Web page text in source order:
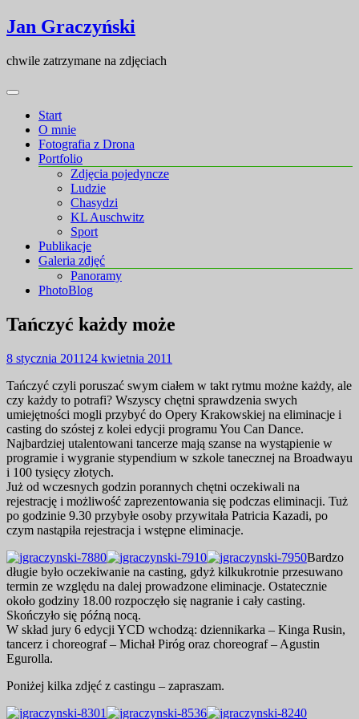
Skip
to
Skip
to
Jan Graczyński
chwile zatrzymane na zdjęciach
Start
O mnie
Fotografia z Drona
Portfolio
Zdjęcia pojedyncze
Ludzie
Chasydzi
KL Auschwitz
Sport
Publikacje
Galeria zdjęć
Panoramy
PhotoBlog
Tańczyć każdy może
8 stycznia 2011 24 kwietnia 2011
Tańczyć czyli poruszać swym ciałem w takt rytmu możne każdy, ale
czy każdy to potrafi? Wszyscy chętni sprawdzenia swych
umiejętności mogli przybyć do Opery Krakowskiej na eliminacje i
casting do szóstej z kolei edycji programu You Can Dance.
Najbardziej utalentowani tancerze mają szanse na wystąpienie w
programie i wygranie stypendium w szkole tanecznej na Broadwayu
i 100 tysięcy złotych.
Już od wczesnych godzin porannych chętni oczekiwali na
rejestrację i możliwość zaprezentowania się podczas eliminacji. Tuż
po godzinie 9.30 przybyłe osoby przywitała Patricia Kazadi, po
czym nastąpiła rejestracja i wstępne eliminacje.
Bardzo
długie było oczekiwanie na casting, gdyż kilkukrotnie przesuwano
termin ze względu na dalej prowadzone eliminacje. Ostatecznie
około godziny 18.00 rozpoczęło się nagranie i cały casting.
Skończyło się późną nocą.
W skład jury 6 edycji YCD wchodzą: dziennikarka – Kinga Rusin,
tancerz i choreograf – Michał Piróg oraz choreograf – Agustin
Egurolla.
Poniżej kilka zdjęć z castingu – zapraszam.